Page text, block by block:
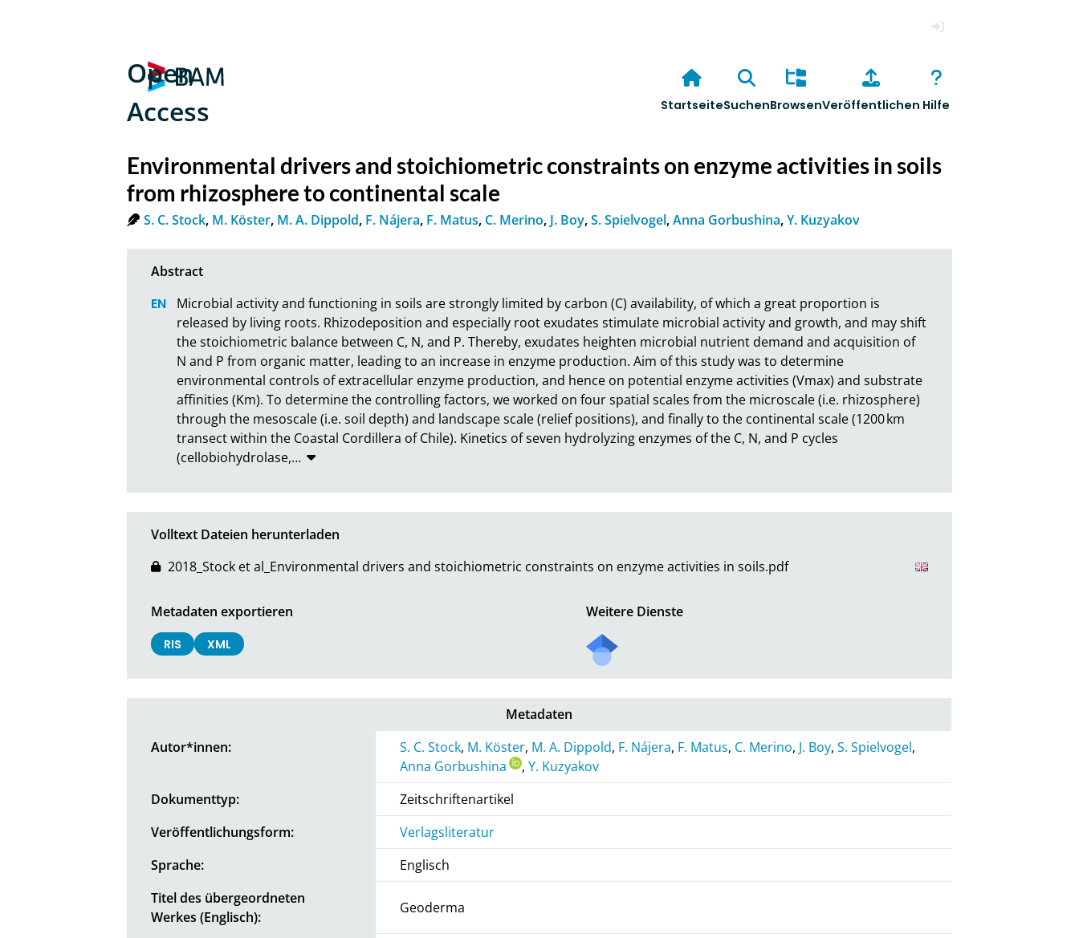
Open
Access
StartseiteSuchenBrowsenVeröffentlichen Hilfe
Environmental drivers and stoichiometric constraints on enzyme activities in soils
from rhizosphere to continental scale
S. C. Stock, M. Köster, M. A. Dippold, F. Nájera, F. Matus, C. Merino, J. Boy,S. Spielvogel,Anna Gorbushina,Y. Kuzyakov
Microbial activity and functioning in soils are strongly limited by carbon (C) availability, of which a great proportion is
released by living roots. Rhizodeposition and especially root exudates stimulate microbial activity and growth, and may shift
the stoichiometric balance between C, N, and P. Thereby, exudates heighten microbial nutrient demand and acquisition of
N and P from organic matter, leading to an increase in enzyme production. Aim of this study was to determine
environmental controls of extracellular enzyme production, and hence on potential enzyme activities (Vmax) and substrate
affinities (Km). To determine the controlling factors, we worked on four spatial scales from the microscale (i.e. rhizosphere)
through the mesoscale (i.e. soil depth) and landscape scale (relief positions), and finally to the continental scale (1200 km
transect within the Coastal Cordillera of Chile). Kinetics of seven hydrolyzing enzymes of the C, N, and P cycles
(cellobiohydrolase,…
Volltext Dateien herunterladen
2018_Stock et al_Environmental drivers and stoichiometric constraints on enzyme activities in soils.pdf
Metadaten exportieren
RIS XML
Weitere Dienste
Metadaten
Autor*innen:
S. C. Stock, M. Köster, M. A. Dippold, F. Nájera, F. Matus, C. Merino, J. Boy,S. Spielvogel,
Anna Gorbushina
,Y. Kuzyakov
Dokumenttyp:
Zeitschriftenartikel
Veröffentlichungsform:
Verlagsliteratur
Sprache:
Englisch
Titel des übergeordneten
Werkes (Englisch):
Geoderma